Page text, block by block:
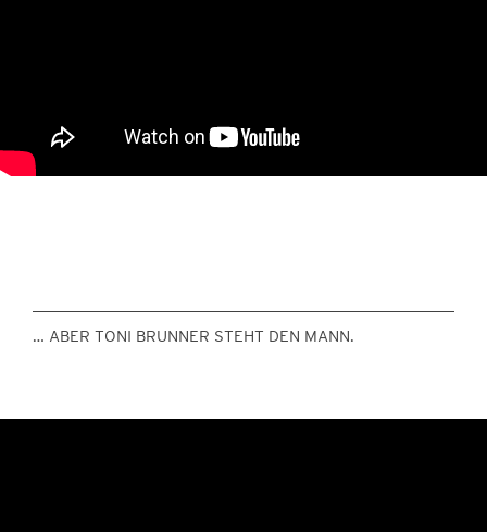
… ABER TONI BRUNNER STEHT DEN MANN.